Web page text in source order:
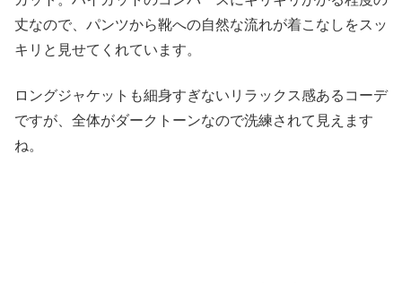
丈なので、パンツから靴への自然な流れが着こなしをスッ
キリと見せてくれています。
ロングジャケットも細身すぎないリラックス感あるコーデ
ですが、全体がダークトーンなので洗練されて見えます
ね。